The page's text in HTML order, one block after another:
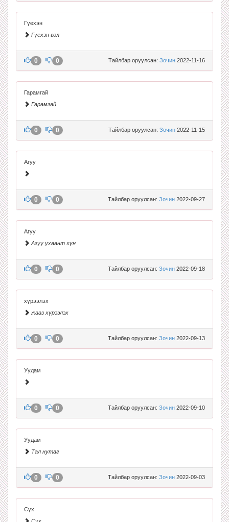
Гүехэн
Гүехэн гол
Тайлбар оруулсан: Зочин 2022-11-16
0 0
Гарамгай
Гарамгай
Тайлбар оруулсан: Зочин 2022-11-15
0 0
Агуу
Тайлбар оруулсан: Зочин 2022-09-27
0 0
Агуу
Агуу ухаант хүн
Тайлбар оруулсан: Зочин 2022-09-18
0 0
хүрээлэх
жааз хүрээлэх
Тайлбар оруулсан: Зочин 2022-09-13
0 0
Уудам
Тайлбар оруулсан: Зочин 2022-09-10
0 0
Уудам
Тал нутаг
Тайлбар оруулсан: Зочин 2022-09-03
0 0
Сүх